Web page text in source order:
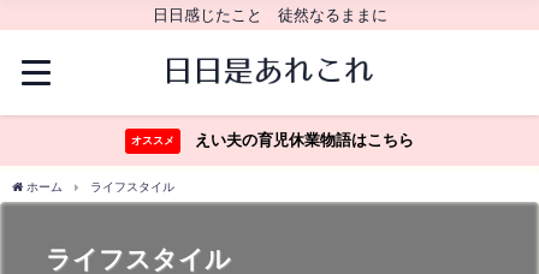
日日感じたこと 徒然なるままに
オススメ えい夫の育児休業物語はこちら
ホーム ライフスタイル
ライフスタイル